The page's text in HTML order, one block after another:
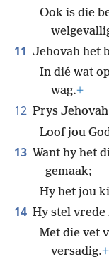
Ook is die
11 Jehovah het
In dié wat
wag.+
12 Prys
Loof jou
13 Want hy het
gemaak;
Hy het jou
14 Hy stel vrede
Met die vet
versadig.+